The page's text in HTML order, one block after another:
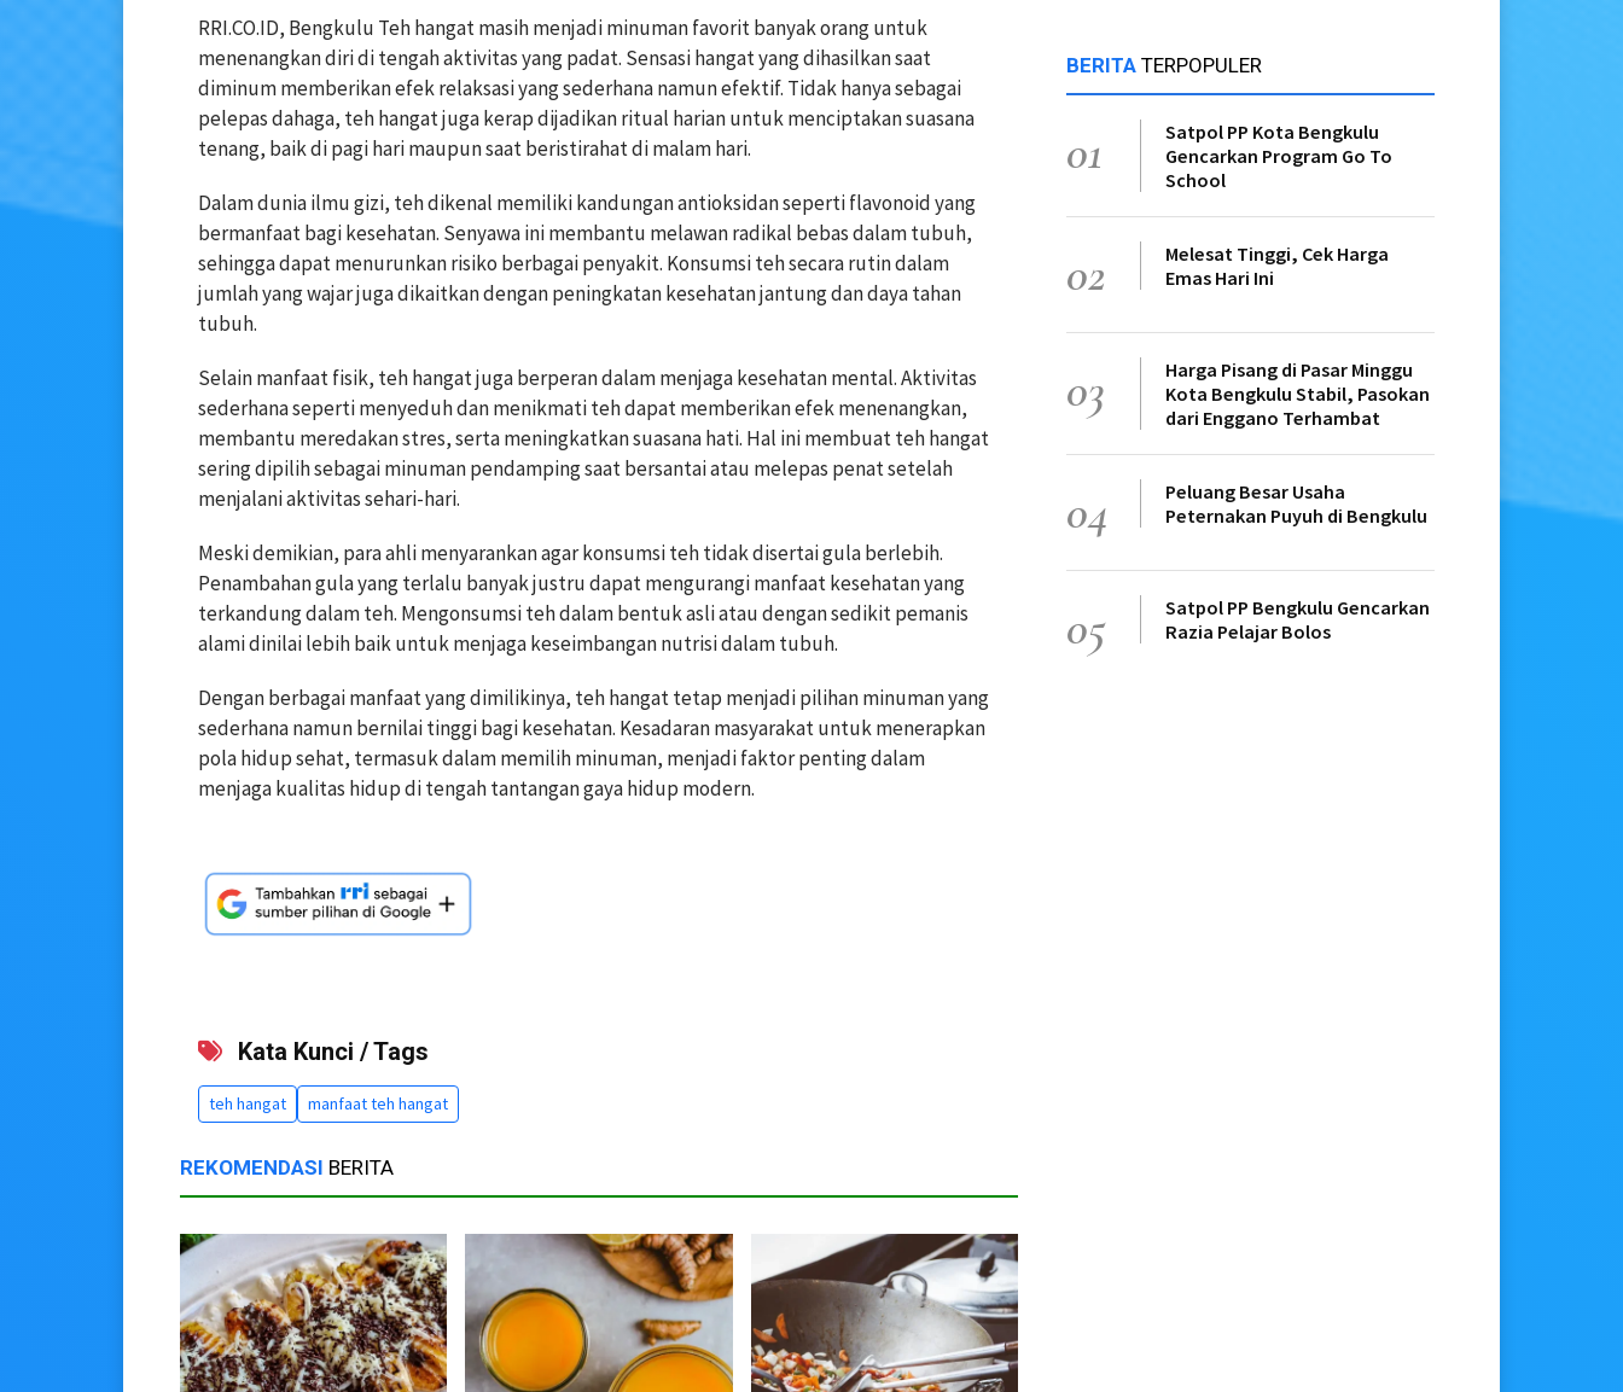
RRI.CO.ID, Bengkulu Teh hangat masih menjadi minuman favorit banyak orang untuk
menenangkan diri di tengah aktivitas yang padat. Sensasi hangat yang dihasilkan saat
diminum memberikan efek relaksasi yang sederhana namun efektif. Tidak hanya sebagai
pelepas dahaga, teh hangat juga kerap dijadikan ritual harian untuk menciptakan suasana
tenang, baik di pagi hari maupun saat beristirahat di malam hari.
Dalam dunia ilmu gizi, teh dikenal memiliki kandungan antioksidan seperti flavonoid yang
bermanfaat bagi kesehatan. Senyawa ini membantu melawan radikal bebas dalam tubuh,
sehingga dapat menurunkan risiko berbagai penyakit. Konsumsi teh secara rutin dalam
jumlah yang wajar juga dikaitkan dengan peningkatan kesehatan jantung dan daya tahan
tubuh.
Selain manfaat fisik, teh hangat juga berperan dalam menjaga kesehatan mental. Aktivitas
sederhana seperti menyeduh dan menikmati teh dapat memberikan efek menenangkan,
membantu meredakan stres, serta meningkatkan suasana hati. Hal ini membuat teh hangat
sering dipilih sebagai minuman pendamping saat bersantai atau melepas penat setelah
menjalani aktivitas sehari-hari.
Meski demikian, para ahli menyarankan agar konsumsi teh tidak disertai gula berlebih.
Penambahan gula yang terlalu banyak justru dapat mengurangi manfaat kesehatan yang
terkandung dalam teh. Mengonsumsi teh dalam bentuk asli atau dengan sedikit pemanis
alami dinilai lebih baik untuk menjaga keseimbangan nutrisi dalam tubuh.
Dengan berbagai manfaat yang dimilikinya, teh hangat tetap menjadi pilihan minuman yang
sederhana namun bernilai tinggi bagi kesehatan. Kesadaran masyarakat untuk menerapkan
pola hidup sehat, termasuk dalam memilih minuman, menjadi faktor penting dalam
menjaga kualitas hidup di tengah tantangan gaya hidup modern.
Kata Kunci / Tags
teh hangat manfaat teh hangat
REKOMENDASI BERITA
BERITA TERPOPULER
01
Satpol PP Kota Bengkulu
Gencarkan Program Go To
School
02
Melesat Tinggi, Cek Harga
Emas Hari Ini
03
Harga Pisang di Pasar Minggu
Kota Bengkulu Stabil, Pasokan
dari Enggano Terhambat
04
Peluang Besar Usaha
Peternakan Puyuh di Bengkulu
05
Satpol PP Bengkulu Gencarkan
Razia Pelajar Bolos